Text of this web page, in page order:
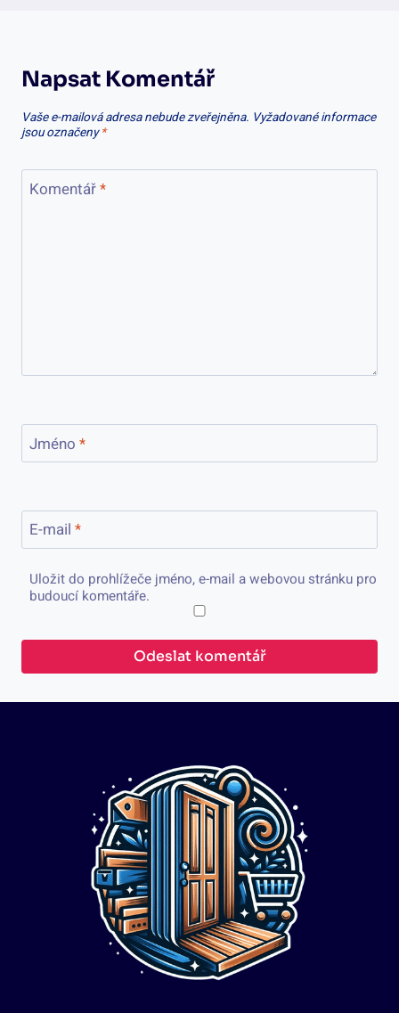
Napsat Komentář
Vaše e-mailová adresa nebude zveřejněna. Vyžadované informace
jsou označeny*
Komentář*
Jméno *
E-mail *
Uložit do prohlížeče jméno, e-mail a webovou stránku pro
budoucí komentáře.